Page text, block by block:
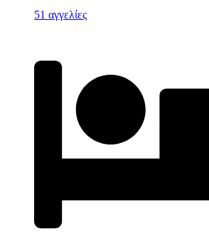
51 αγγελίες